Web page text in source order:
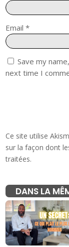
Email*
Save my
next time I
Ce site utilise
sur la façon dont
traitées.
DANS LA